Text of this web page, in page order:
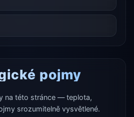
pojmy
na této stránce — teplota,
srozumitelně vysvětlené.